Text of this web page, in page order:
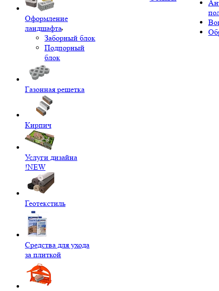
Оформление
ландшафта
Заборный блок
Подпорный
блок
Газонная решетка
Кирпич
Услуги дизайна
!NEW
Геотекстиль
Средства для ухода
за плиткой